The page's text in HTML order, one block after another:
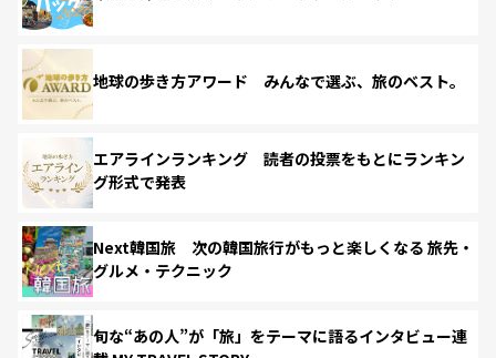
地球の歩き方アワード みんなで選ぶ、旅のベスト。
エアラインランキング 読者の投票をもとにランキン
グ形式で発表
Next韓国旅 次の韓国旅行がもっと楽しくなる 旅先・
グルメ・テクニック
旬な“あの人”が「旅」をテーマに語るインタビュー連